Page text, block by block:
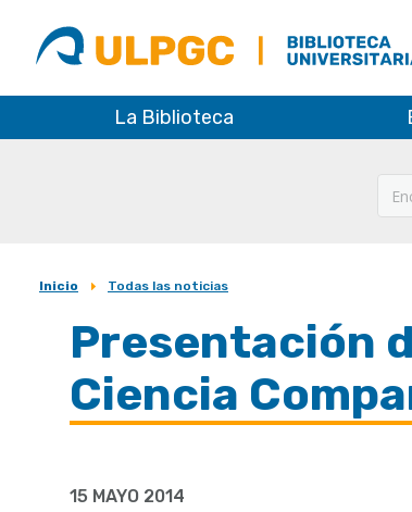
ULPGC
Biblioteca
ULPGC
La Biblioteca
Sobrescribir
enlaces
ayuda
Inicio Todas las noticias
Presentación
Ciencia
15 MAYO 2014